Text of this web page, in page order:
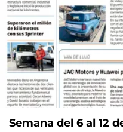
Semana del 6 al 12